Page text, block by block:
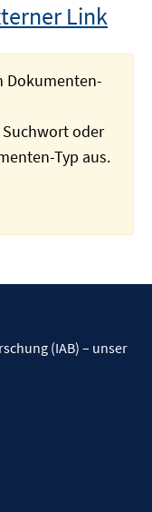
Link
Dokumenten-
oder
Typ aus.
(IAB) – unser